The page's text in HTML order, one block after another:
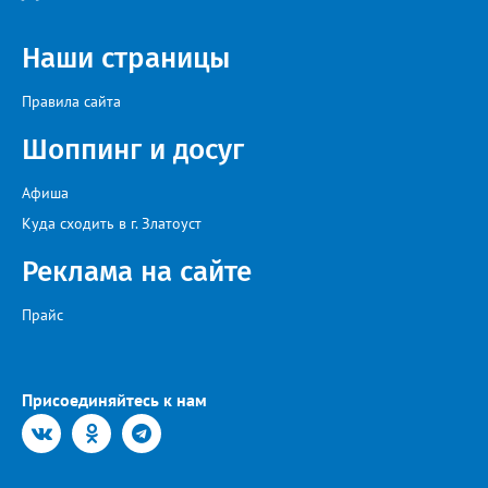
две челябинские команды – «Спартак» и «Метар».
Наши страницы
Правила сайта
Шоппинг и досуг
Афиша
Куда сходить в г. Златоуст
Реклама на сайте
Прайс
Присоединяйтесь к нам